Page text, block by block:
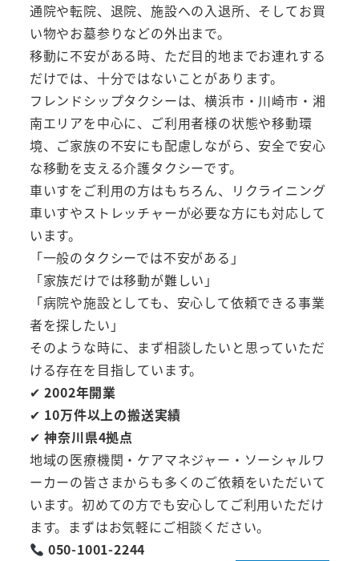
通院や転院、退院、施設への入退所、そしてお買
い物やお墓参りなどの外出まで。
移動に不安がある時、ただ目的地までお連れする
だけでは、十分ではないことがあります。
フレンドシップタクシーは、横浜市・川崎市・湘
南エリアを中心に、ご利用者様の状態や移動環
境、ご家族の不安にも配慮しながら、安全で安心
な移動を支える介護タクシーです。
車いすをご利用の方はもちろん、リクライニング
車いすやストレッチャーが必要な方にも対応して
います。
「一般のタクシーでは不安がある」
「家族だけでは移動が難しい」
「病院や施設としても、安心して依頼できる事業
者を探したい」
そのような時に、まず相談したいと思っていただ
ける存在を目指しています。
✔2002年開業
✔ 10万件以上の搬送実績
✔神奈川県4拠点
地域の医療機関・ケアマネジャー・ソーシャルワ
ーカーの皆さまからも多くのご依頼をいただいて
います。初めての方でも安心してご利用いただけ
ます。まずはお気軽にご相談ください。
050-1001-2244